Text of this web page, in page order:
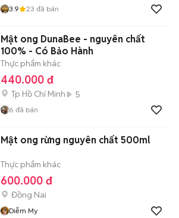
3.9 23 đã bán
Mật ong DunaBee - nguyên chất
100% - Có Bảo Hành
Thực phẩm khác
440.000 đ
Tp Hồ Chí Minh 5
6 đã bán
Mật ong rừng nguyên chất 500ml
Thực phẩm khác
600.000 đ
Đồng Nai
Diễm My